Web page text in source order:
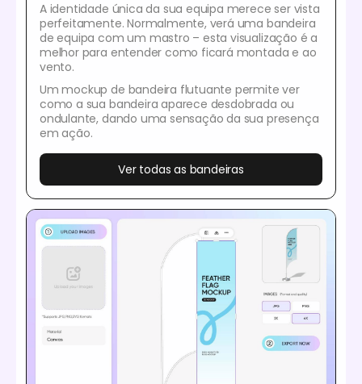
A identidade única da sua equipa merece ser vista
perfeitamente. Normalmente, verá uma bandeira
de equipa com um mastro – esta visualização é a
melhor para entender como ficará montada e ao
vento.
Um mockup de bandeira flutuante permite ver
como a sua bandeira aparece desdobrada ou
ondulante, dando uma sensação da sua presença
em ação.
Ver todas as bandeiras